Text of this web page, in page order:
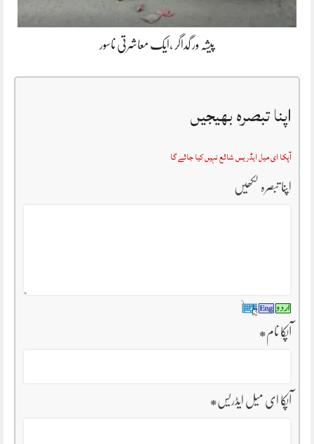
پیشہ ور گداگر ،ایک معاشرتی ناسور
اپنا تبصرہ بھیجیں
آپکا ای میل ایڈریس شائع نہیں کیا جائے گا
اپنا تبصرہ لکھیں
آپکا نام*
آپکا ای میل ایڈریس*